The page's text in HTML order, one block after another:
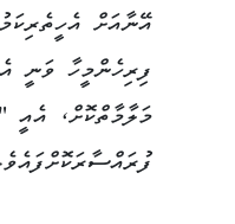
އޭނާއަށް
ފިރިހެންމީހާ ވަނީ
މަލާމާތްކޮށް، އެއީ
ފުރައްސާރަކޮށްފައެވެ.